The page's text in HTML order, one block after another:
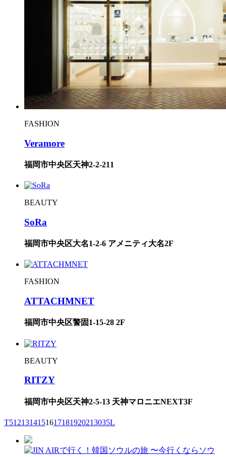
FASHION
Veramore
福岡市中央区天神2-2-211
BEAUTY
SoRa
福岡市中央区大名1-2-6 アメニティ大名2F
FASHION
ATTACHMNET
福岡市中央区警固1-15-28 2F
BEAUTY
RITZY
福岡市中央区天神2-5-13 天神マロニエNEXT3F
T5121314151617181920213035L